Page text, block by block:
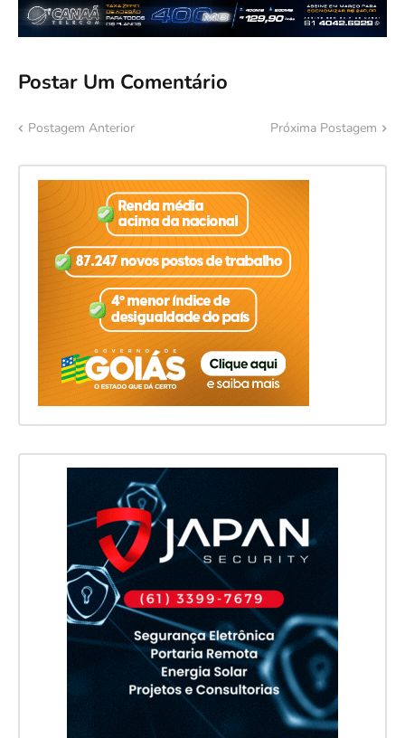
Postar Um Comentário
Postagem Anterior Próxima Postagem